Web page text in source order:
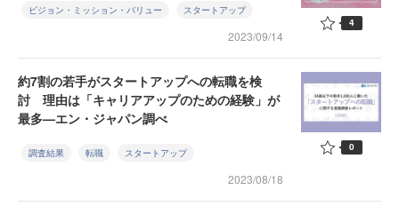
ビジョン・ミッション・バリュー スタートアップ
2023/09/14
4
約7割の若手がスタートアップへの転職を検
討 理由は「キャリアアップのための経験」が
最多—エン・ジャパン調べ
調査結果 転職 スタートアップ
2023/08/18
0